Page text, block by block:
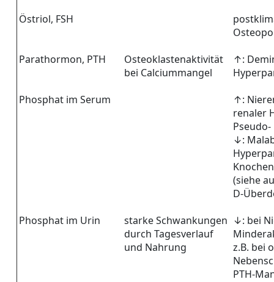
Östriol, FSH
Parathormon, PTH
Osteoklastenaktivität
bei Calciummangel
↑:
Phosphat im Serum
↑:
renaler
Pseudo-
↓:
(siehe
D-
Phosphat im Urin
starke Schwankungen
durch Tagesverlauf
und Nahrung
↓: bei
z.B. bei
PTH-